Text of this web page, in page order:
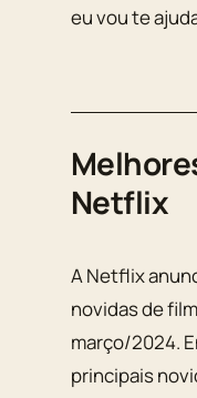
eu vou te
Netflix
A Netflix
novidas de
março/2024.
principais